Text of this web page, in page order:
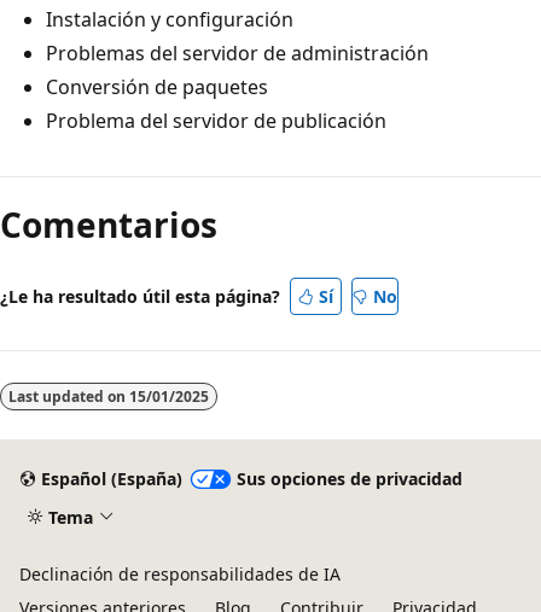
Instalación y configuración
Problemas del servidor de administración
Conversión de paquetes
Problema del servidor de publicación
Modo
de
lectura
Comentarios
¿Le ha resultado útil esta página? Sí No
Last updated on 15/01/2025
Español (España)
Sus opciones de privacidad
Tema
Declinación de responsabilidades de IA